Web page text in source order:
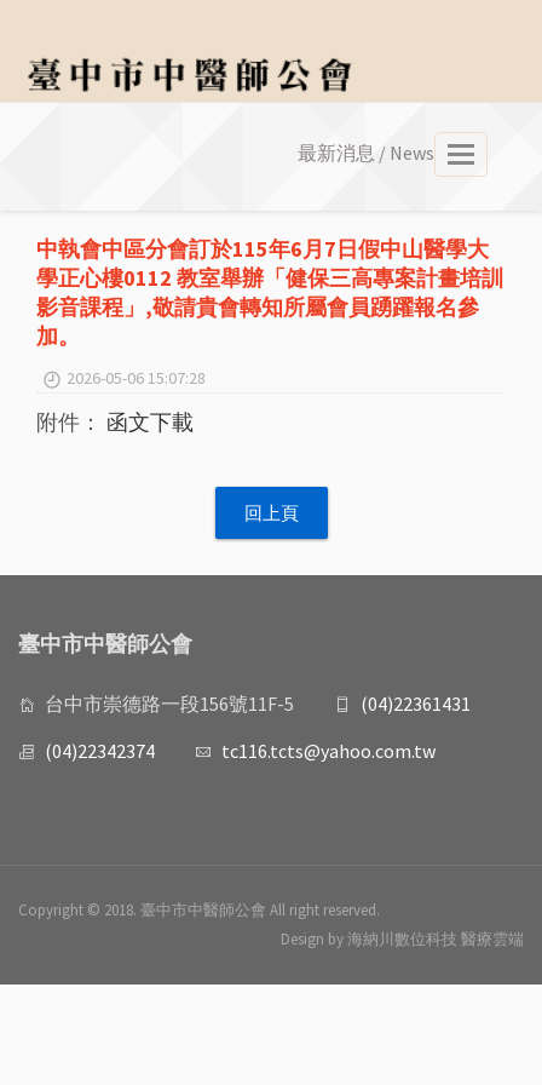
選
最新消息 / News
中執會中區分會訂於115年6月7日假中山醫學大
學正心樓0112 教室舉辦「健保三高專案計畫培訓
影音課程」,敬請貴會轉知所屬會員踴躍報名參
加。
2026-05-06 15:07:28
附件： 函文下載
臺中市中醫師公會
台中市崇德路一段156號11F-5
(04)22361431
(04)22342374
tc116.tcts@yahoo.com.tw
Copyright © 2018. 臺中市中醫師公會 All right reserved.
Design by 海納川數位科技 醫療雲端